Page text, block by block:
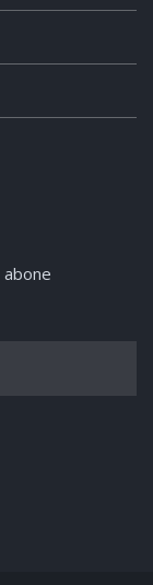
abone